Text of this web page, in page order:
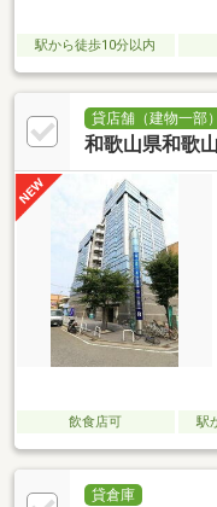
駅から徒歩10分以内
貸店舗（建物一部）
和歌山県和歌
飲食店可 駅
貸倉庫